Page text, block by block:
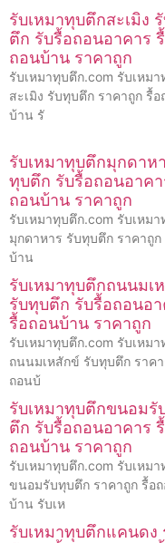
รับเหมาทุบตึกสะเมิง
ตึก รับรื้อถอนอาคาร
ถอนบ้าน ราคาถูก
รับเหมาทุบตึก.com รับเหม
สะเมิง รับทุบตึก ราคาถูก รื้อ
บ้าน รั
รับเหมาทุบตึกมุกดาห
ทุบตึก รับรื้อถอนอาคา
ถอนบ้าน ราคาถูก
รับเหมาทุบตึก.com รับเหม
มุกดาหาร รับทุบตึก ราคาถูก
บ้าน
รับเหมาทุบตึกถนนมเ
รับทุบตึก รับรื้อถอนอา
รื้อถอนบ้าน ราคาถูก
รับเหมาทุบตึก.com รับเหม
ถนนมเหสักข์ รับทุบตึก ราคา
ถอนบ้
รับเหมาทุบตึกขนอมรั
ตึก รับรื้อถอนอาคาร
ถอนบ้าน ราคาถูก
รับเหมาทุบตึก.com รับเหม
ขนอมรับทุบตึก ราคาถูก รื้อ
บ้าน รับเห
รับเหมาทุบตึกแคนดง